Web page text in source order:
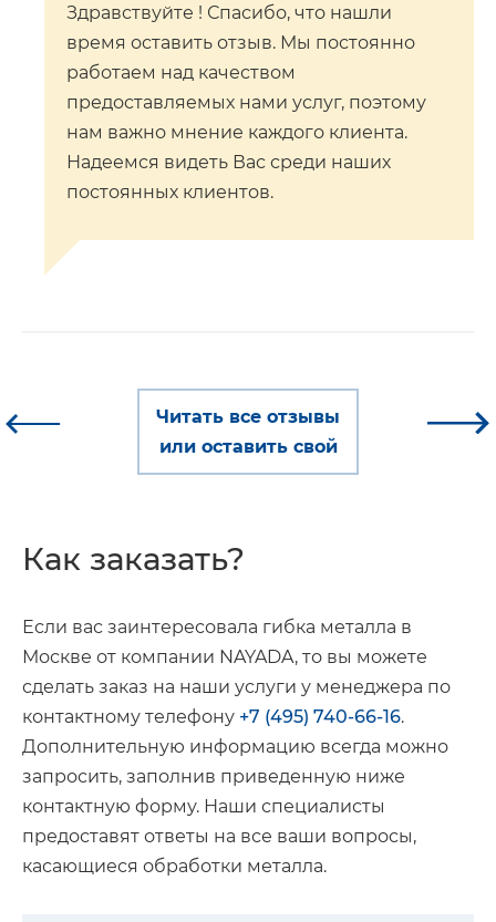
Здравствуйте ! Спасибо, что нашли
время оставить отзыв. Мы постоянно
работаем над качеством
предоставляемых нами услуг, поэтому
нам важно мнение каждого клиента.
Надеемся видеть Вас среди наших
постоянных клиентов.
Читать все отзывы
или оставить свой
Как заказать?
Если вас заинтересовала гибка металла в
Москве от компании NAYADA, то вы можете
сделать заказ на наши услуги у менеджера по
контактному телефону +7 (495) 740-66-16.
Дополнительную информацию всегда можно
запросить, заполнив приведенную ниже
контактную форму. Наши специалисты
предоставят ответы на все ваши вопросы,
касающиеся обработки металла.